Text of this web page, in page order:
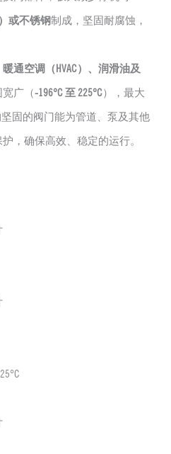
或不锈钢制成，坚固耐腐蚀，
通空调（HVAC）、润滑油及
广（-196°C 至 225°C），最大
固的阀门能为管道、泵及其他
，确保高效、稳定的运行。